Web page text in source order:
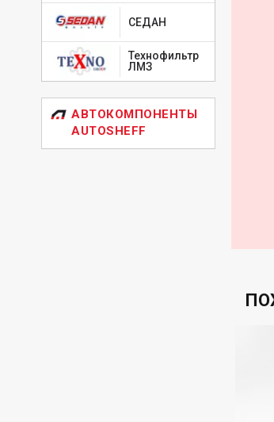
СЕДАН
Технофильтр
ЛМЗ
АВТОКОМПОНЕНТЫ
AUTOSHEFF